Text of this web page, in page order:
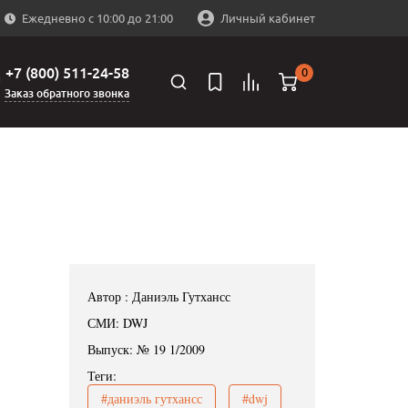
Ежедневно с 10:00 до 21:00 Личный кабинет
+7 (800) 511-24-58
Заказ обратного звонка
0
Автор : Даниэль Гутхансс
СМИ: DWJ
Выпуск: № 19 1/2009
Теги:
#даниэль гутхансс
#dwj